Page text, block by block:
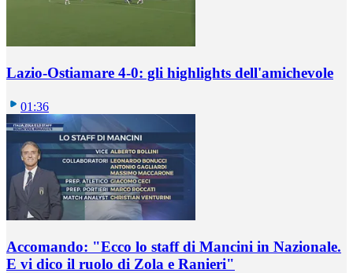
Lazio-Ostiamare 4-0: gli highlights dell'amichevole
01:36
Accomando: "Ecco lo staff di Mancini in Nazionale.
E vi dico il ruolo di Zola e Ranieri"